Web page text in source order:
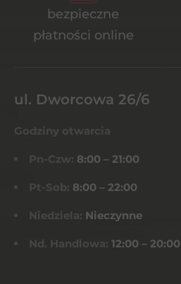
bezpieczne
płatności online
ul. Dworcowa 26/6
Godziny otwarcia
Pn-Czw: 8:00 – 21:00
Pt-Sob: 8:00 – 22:00
Niedziela: Nieczynne
Nd. Handlowa: 12:00 – 20:00